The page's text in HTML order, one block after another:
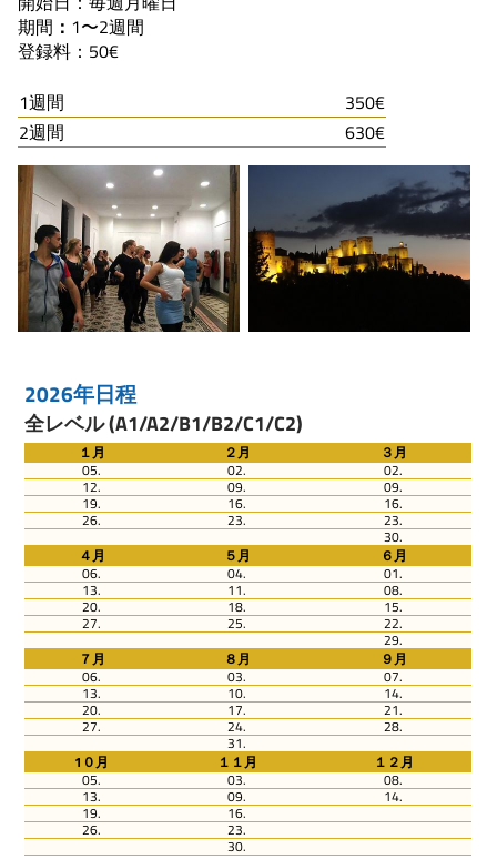
期間 ： 1〜2週間
登録料：50€
1週間
350€
2週間
630€
2026年日程
全レベル (A1/A2/B1/B2/C1/C2)
１月 ２月
３月
05.
02. 02.
12. 09. 09.
19. 16. 16.
26. 23. 23.
30.
４月
５月
６月
06.
04. 01.
13. 11. 08.
20. 18. 15.
27. 25. 22.
29.
７月
８月
９月
06.
03. 07.
13. 10. 14.
20. 17. 21.
27. 24. 28.
31.
1０月
１１月
１２月
05.
03. 08.
13. 09. 14.
19. 16.
26. 23.
30.